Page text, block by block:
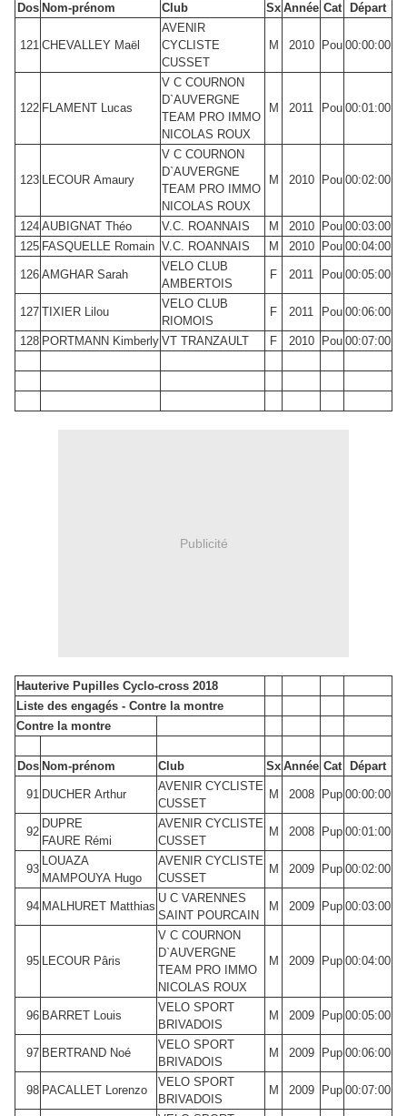
Dos Nom-prénom Club Sx Année Cat Départ
121 CHEVALLEY Maël
AVENIR
CYCLISTE
CUSSET
M 2010 Pou 00:00:00
122 FLAMENT Lucas
V C COURNON
D`AUVERGNE
TEAM PRO IMMO
NICOLAS ROUX
M 2011 Pou 00:01:00
123 LECOUR Amaury
V C COURNON
D`AUVERGNE
TEAM PRO IMMO
NICOLAS ROUX
M 2010 Pou 00:02:00
124 AUBIGNAT Théo V.C. ROANNAIS M 2010 Pou 00:03:00
125 FASQUELLE Romain V.C. ROANNAIS M 2010 Pou 00:04:00
126 AMGHAR Sarah
VELO CLUB
AMBERTOIS
F 2011 Pou 00:05:00
127 TIXIER Lilou
VELO CLUB
RIOMOIS
F 2011 Pou 00:06:00
128 PORTMANN Kimberly VT TRANZAULT F 2010 Pou 00:07:00
Publicité
Hauterive Pupilles Cyclo-cross 2018
Liste des engagés - Contre la montre
Contre la montre
Dos Nom-prénom Club Sx Année Cat Départ
91 DUCHER Arthur
AVENIR CYCLISTE
CUSSET
M 2008 Pup 00:00:00
92
DUPRE
FAURE Rémi
AVENIR CYCLISTE
CUSSET
M 2008 Pup 00:01:00
93
LOUAZA
MAMPOUYA Hugo
AVENIR CYCLISTE
CUSSET
M 2009 Pup 00:02:00
94 MALHURET Matthias
U C VARENNES
SAINT POURCAIN
M 2009 Pup 00:03:00
95 LECOUR Pâris
V C COURNON
D`AUVERGNE
TEAM PRO IMMO
NICOLAS ROUX
M 2009 Pup 00:04:00
96 BARRET Louis
VELO SPORT
BRIVADOIS
M 2009 Pup 00:05:00
97 BERTRAND Noé
VELO SPORT
BRIVADOIS
M 2009 Pup 00:06:00
98 PACALLET Lorenzo
VELO SPORT
BRIVADOIS
M 2009 Pup 00:07:00